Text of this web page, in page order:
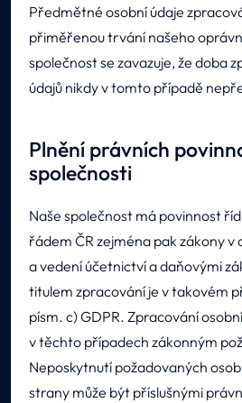
Předmětné osobní údaje
přiměřenou trvání našeho
společnost se zavazuje, že doba
údajů nikdy v tomto případě
Plnění právních
společnosti
Naše společnost má povinnost
řádem ČR zejména pak zákony v
a vedení účetnictví a daňovými
titulem zpracování je v takovém
písm. c) GDPR. Zpracování
v těchto případech zákonným
Neposkytnutí požadovaných
strany může být příslušnými